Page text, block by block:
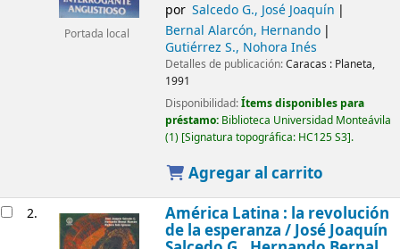
Portada local
por Salcedo G., José Joaquín
Bernal Alarcón, Hernando
Gutiérrez S., Nohora Inés
Detalles de publicación:Caracas : Planeta,
1991
Disponibilidad:Ítems disponibles para
préstamo: Biblioteca Universidad Monteávila
(1) Signatura topográfica: HC125 S3 .
Agregar al carrito
2. América Latina : la revolución
de la esperanza /José Joaquín